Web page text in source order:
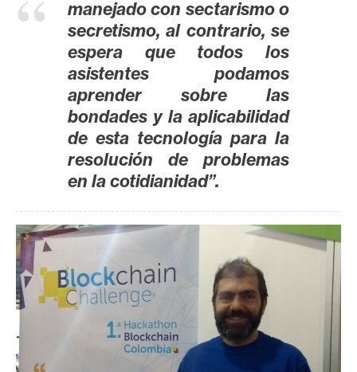
C
y
P
u
b
l
manejado con sectarismo o
secretismo, al contrario, se
espera que todos los
asistentes podamos
aprender sobre las
bondades y la aplicabilidad
de esta tecnología para la
resolución de problemas
en la cotidianidad”.